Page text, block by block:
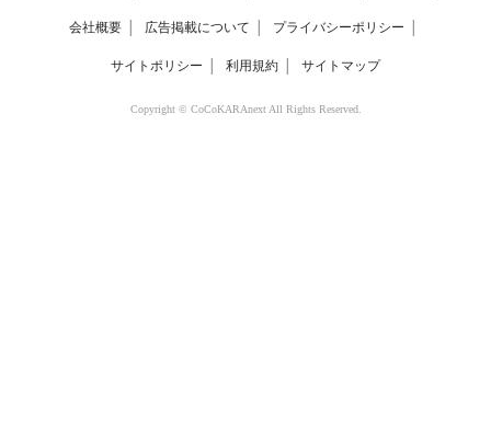
会社概要 広告掲載について プライバシーポリシー
サイトポリシー 利用規約 サイトマップ
Copyright © CoCoKARAnext All Rights Reserved.